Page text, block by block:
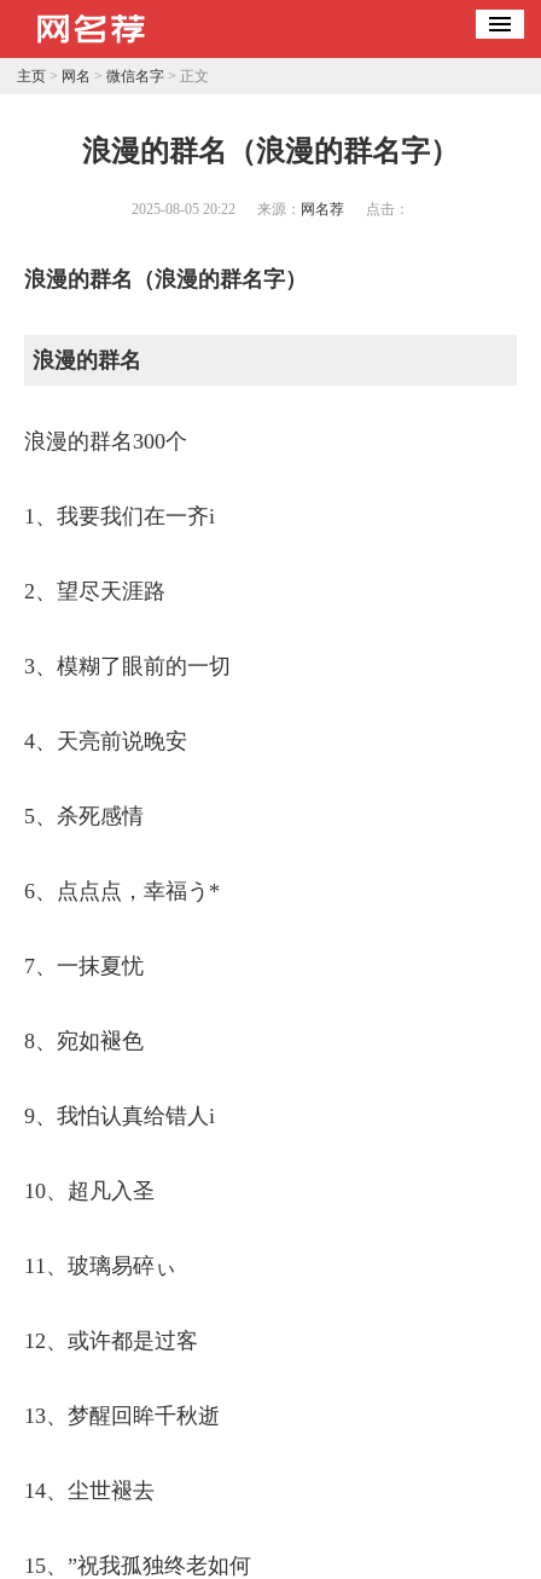
主页> 网名 > 微信名字> 正文
浪漫的群名（浪漫的群名字）
2025-08-05 20:22 来源： 网名荐 点击：
浪漫的群名（浪漫的群名字）
浪漫的群名
浪漫的群名300个
1、我要我们在一齐i
2、望尽天涯路
3、模糊了眼前的一切
4、天亮前说晚安
5、杀死感情
6、点点点，幸福う*
7、一抹夏忧
8、宛如褪色
9、我怕认真给错人i
10、超凡入圣
11、玻璃易碎ぃ
12、或许都是过客
13、梦醒回眸千秋逝
14、尘世褪去
15、”祝我孤独终老如何